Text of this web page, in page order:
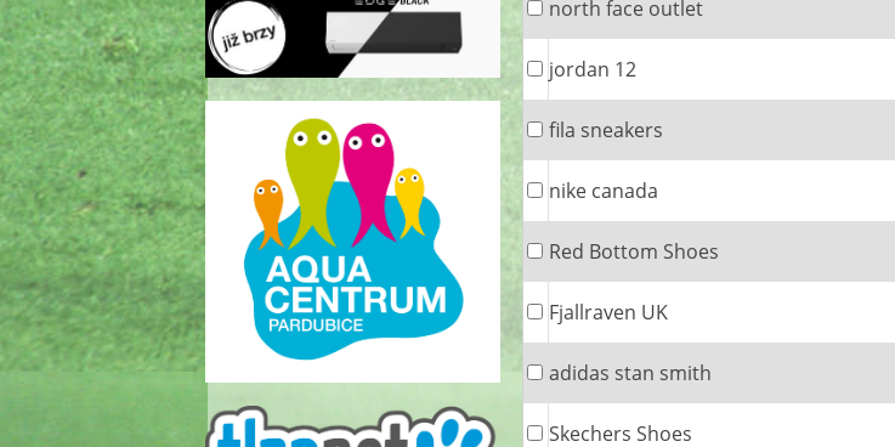
north face outlet
jordan 12
fila sneakers
nike canada
Red Bottom Shoes
Fjallraven UK
adidas stan smith
Skechers Shoes